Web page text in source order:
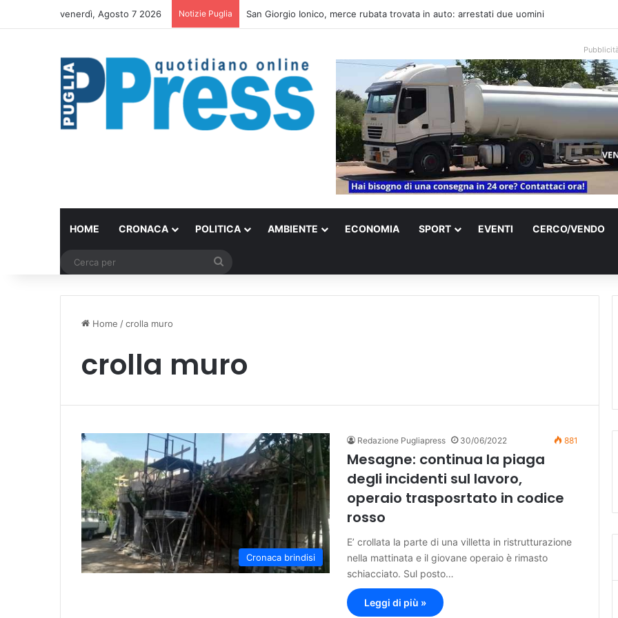
venerdì, Agosto 7 2026 Notizie Puglia Bari trasforma una villa confiscata alla mafia in un micro nido: nasce anche il cimitero
HOME CRONACA POLITICA AMBIENTE ECONOMIA SPORT EVENTI CERCO/VENDO
Home /crolla muro
crolla muro
Cronaca brindisi
Redazione Pugliapress 30/06/2022 881
Mesagne: continua la piaga
degli incidenti sul lavoro,
operaio trasposrtato in codice
rosso
E’ crollata la parte di una villetta in ristrutturazione
nella mattinata e il giovane operaio è rimasto
schiacciato. Sul posto…
Leggi di più »